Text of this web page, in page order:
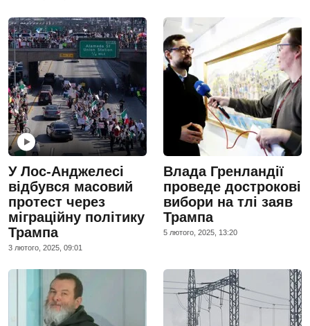
У Лос-Анджелесі
відбувся масовий
протест через
міграційну політику
Трампа
3 лютого, 2025, 09:01
Влада Гренландії
проведе дострокові
вибори на тлі заяв
Трампа
5 лютого, 2025, 13:20